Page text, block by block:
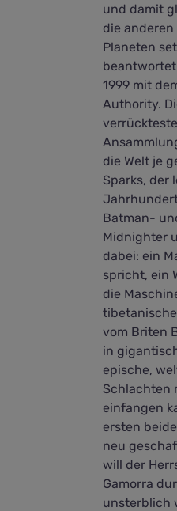
und damit
die
Planeten
1999 mit
Authority.
die Welt je
Sparks, der
Batman-
Midnighter
dabei: ein
spricht, ein
die
vom Briten
in
epische,
Schlachten
einfangen
ersten
neu
will der
Gamorra
unsterblich